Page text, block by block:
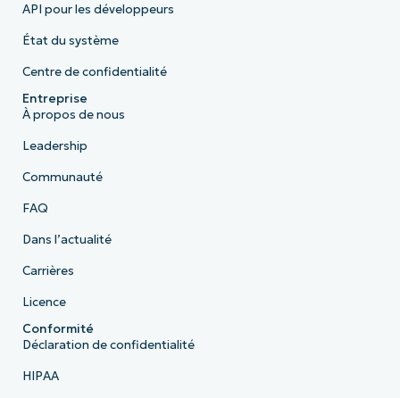
API pour les développeurs
État du système
Centre de confidentialité
Entreprise
À propos de nous
Leadership
Communauté
FAQ
Dans l’actualité
Carrières
Licence
Conformité
Déclaration de confidentialité
HIPAA